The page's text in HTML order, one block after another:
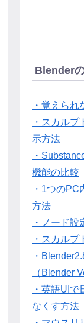
Blender
・覚えら
・スカル
示方法
・
機能の比較
・1つの
方法
・ノード
・スカル
・
（Blender
・英語UI
なくす方法